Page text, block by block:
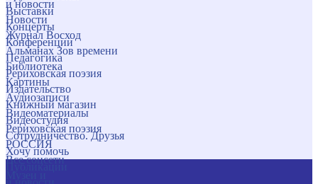
и новости
Новости
Журнал Восход
Альманах Зов времени
Библиотека
Картины
Аудиозаписи
Видеоматериалы
Рериховская поэзия
РОССИЯ
Все соцсети
Выставки
Концерты
Конференции
Педагогика
Рериховская поэзия
Издательство
Книжный магазин
Видеостудия
Сотрудничество. Друзья
Хочу помочь